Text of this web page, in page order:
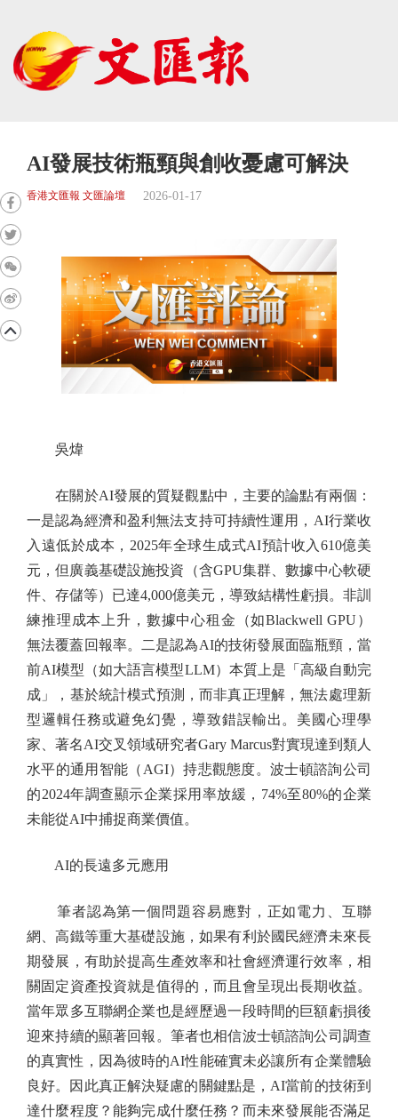
AI發展技術瓶頸與創收憂慮可解決
香港文匯報 文匯論壇 2026-01-17
吳煒
在關於AI發展的質疑觀點中，主要的論點有兩個：
一是認為經濟和盈利無法支持可持續性運用，AI行業收
入遠低於成本，2025年全球生成式AI預計收入610億美
元，但廣義基礎設施投資（含GPU集群、數據中心軟硬
件、存儲等）已達4,000億美元，導致結構性虧損。非訓
練推理成本上升，數據中心租金（如Blackwell GPU）
無法覆蓋回報率。二是認為AI的技術發展面臨瓶頸，當
前AI模型（如大語言模型LLM）本質上是「高級自動完
成」，基於統計模式預測，而非真正理解，無法處理新
型邏輯任務或避免幻覺，導致錯誤輸出。美國心理學
家、著名AI交叉領域研究者Gary Marcus對實現達到類人
水平的通用智能（AGI）持悲觀態度。波士頓諮詢公司
的2024年調查顯示企業採用率放緩，74%至80%的企業
未能從AI中捕捉商業價值。
AI的長遠多元應用
筆者認為第一個問題容易應對，正如電力、互聯
網、高鐵等重大基礎設施，如果有利於國民經濟未來長
期發展，有助於提高生產效率和社會經濟運行效率，相
關固定資產投資就是值得的，而且會呈現出長期收益。
當年眾多互聯網企業也是經歷過一段時間的巨額虧損後
迎來持續的顯著回報。筆者也相信波士頓諮詢公司調查
的真實性，因為彼時的AI性能確實未必讓所有企業體驗
良好。因此真正解決疑慮的關鍵點是，AI當前的技術到
達什麼程度？能夠完成什麼任務？而未來發展能否滿足